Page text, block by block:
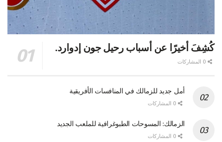
كُشِفَ أخيرًا عن أسباب رحيل جون إدوارد.
أمل جديد للزمالك في المنافسات الأفريقية
الزمالك: المسوحات الطبوغرافية للملعب الجديد